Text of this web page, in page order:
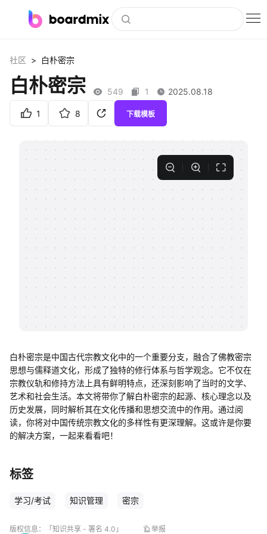
社区资源
企业服务
私有化部署
支持
帮助中心
社区 > 白朴密宗
白朴密宗 549 1 2025.08.18
1 8 下载模板
白朴密宗是中国古代宗教文化中的一个重要分支，融合了佛教密宗
思想与儒释道文化，形成了独特的修行体系与哲学观念。它不仅在
宗教仪轨和修持方法上具有鲜明特点，还深刻影响了当时的文学、
艺术和社会生活。本文将带你了解白朴密宗的起源、核心理念以及
历史发展，同时解析其在文化传播和思想交流中的作用。通过阅
读，你将对中国传统宗教文化的多样性有更深理解。这或许是你要
的解决方案，一起来看看吧！
标签
学习/考试 知识管理 密宗
版权信息： 「知识共享 - 署名 4.0」 举报